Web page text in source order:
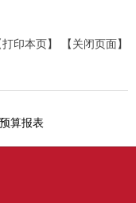
打印本页】 【关闭页面】
算报表